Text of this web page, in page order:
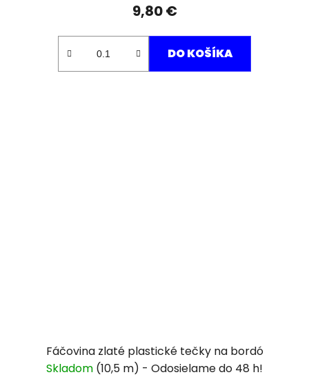
9,80 €
DO KOŠÍKA
Fáčovina zlaté plastické tečky na bordó
Skladom (10,5 m)